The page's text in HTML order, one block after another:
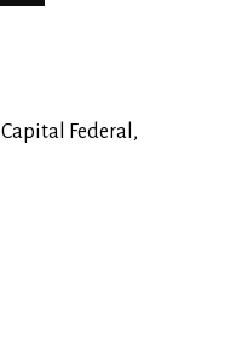
Capital Federal ,